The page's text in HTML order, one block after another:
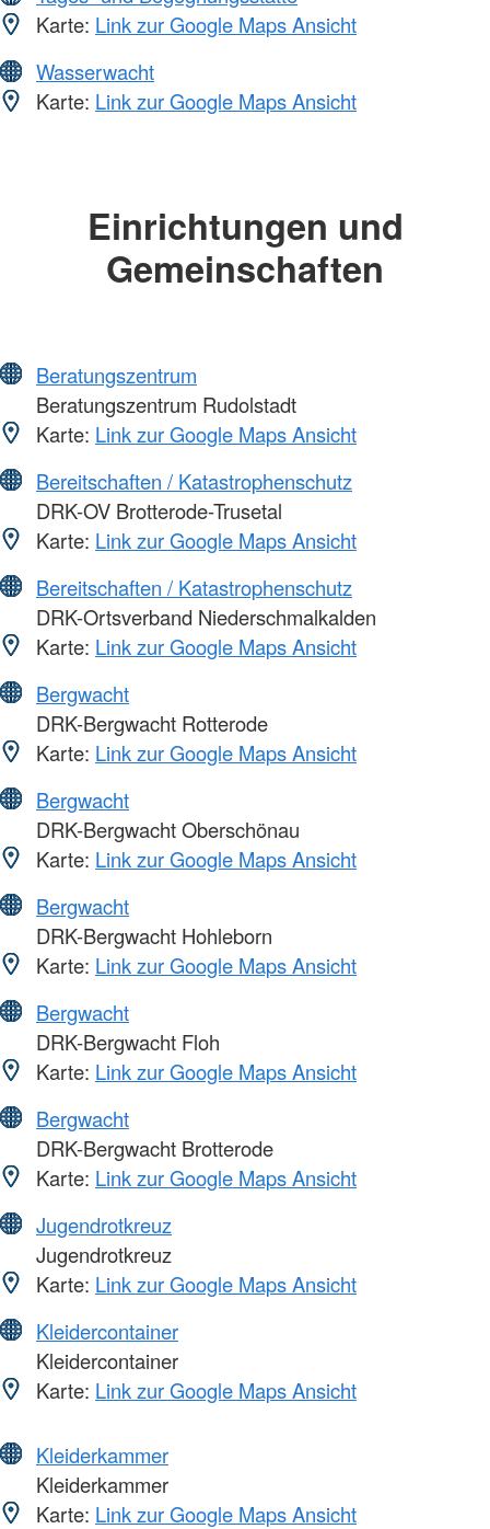
Karte: Link zur Google Maps Ansicht
Wasserwacht
Karte: Link zur Google Maps Ansicht
Einrichtungen und
Gemeinschaften
Beratungszentrum
Beratungszentrum Rudolstadt
Karte: Link zur Google Maps Ansicht
Bereitschaften / Katastrophenschutz
DRK-OV Brotterode-Trusetal
Karte: Link zur Google Maps Ansicht
Bereitschaften / Katastrophenschutz
DRK-Ortsverband Niederschmalkalden
Karte: Link zur Google Maps Ansicht
Bergwacht
DRK-Bergwacht Rotterode
Karte: Link zur Google Maps Ansicht
Bergwacht
DRK-Bergwacht Oberschönau
Karte: Link zur Google Maps Ansicht
Bergwacht
DRK-Bergwacht Hohleborn
Karte: Link zur Google Maps Ansicht
Bergwacht
DRK-Bergwacht Floh
Karte: Link zur Google Maps Ansicht
Bergwacht
DRK-Bergwacht Brotterode
Karte: Link zur Google Maps Ansicht
Jugendrotkreuz
Jugendrotkreuz
Karte: Link zur Google Maps Ansicht
Kleidercontainer
Kleidercontainer
Karte: Link zur Google Maps Ansicht
Kleiderkammer
Kleiderkammer
Karte: Link zur Google Maps Ansicht